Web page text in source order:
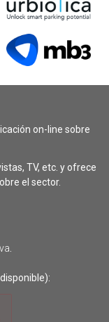
on-line sobre
TV, etc. y ofrece
el sector.